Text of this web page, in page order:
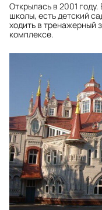
Открылась в 2001
школы, есть детский
ходить в тренажерный
комплексе.